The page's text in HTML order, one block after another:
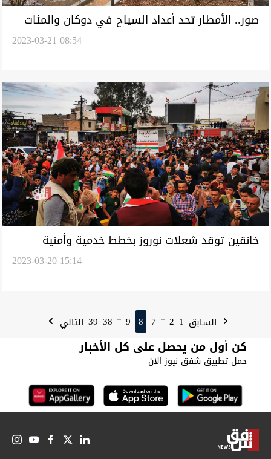
صور.. الأمطار تحد أعداد السياح في دوكان والمئات
2023-03-21 08:54
خانقين توقد شعلات نوروز بخطط خدمية وأمنية
2023-03-20 15:14
السابق 1
2
...
7
8
9
...
38
39 التالي
كن أول من يحصل على كل الأخبار
حمل تطبيق شفق نيوز الان